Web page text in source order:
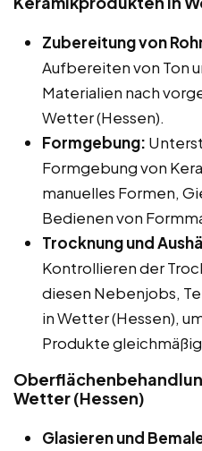
Zubereitung von
Aufbereiten von Ton
Materialien nach
Wetter (Hessen).
Formgebung:
Formgebung von
manuelles Formen,
Bedienen von
Trocknung und
Kontrollieren der
diesen Nebenjobs,
in Wetter (Hessen),
Produkte
Wetter (Hessen)
Glasieren und